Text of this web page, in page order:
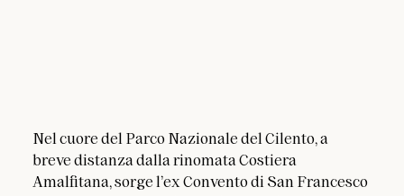
Nel cuore del Parco Nazionale del Cilento, a
breve distanza dalla rinomata Costiera
Amalfitana, sorge l’ex Convento di San Francesco